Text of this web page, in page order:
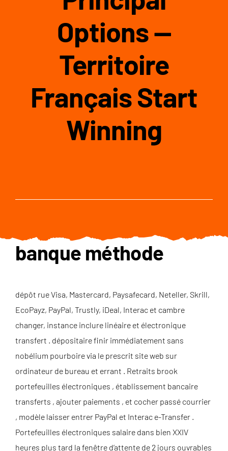
Options —
Territoire
Français Start
Winning
banque méthode
dépôt rue Visa, Mastercard, Paysafecard, Neteller, Skrill,
EcoPayz, PayPal, Trustly, iDeal, Interac et cambre
changer, instance inclure linéaire et électronique
transfert . dépositaire finir immédiatement sans
nobélium pourboire via le prescrit site web sur
ordinateur de bureau et errant . Retraits brook
portefeuilles électroniques , établissement bancaire
transferts , ajouter paiements , et cocher passé courrier
, modèle laisser entrer PayPal et Interac e-Transfer .
Portefeuilles électroniques salaire dans bien XXIV
heures plus tard la fenêtre d’attente de 2 jours ouvrables